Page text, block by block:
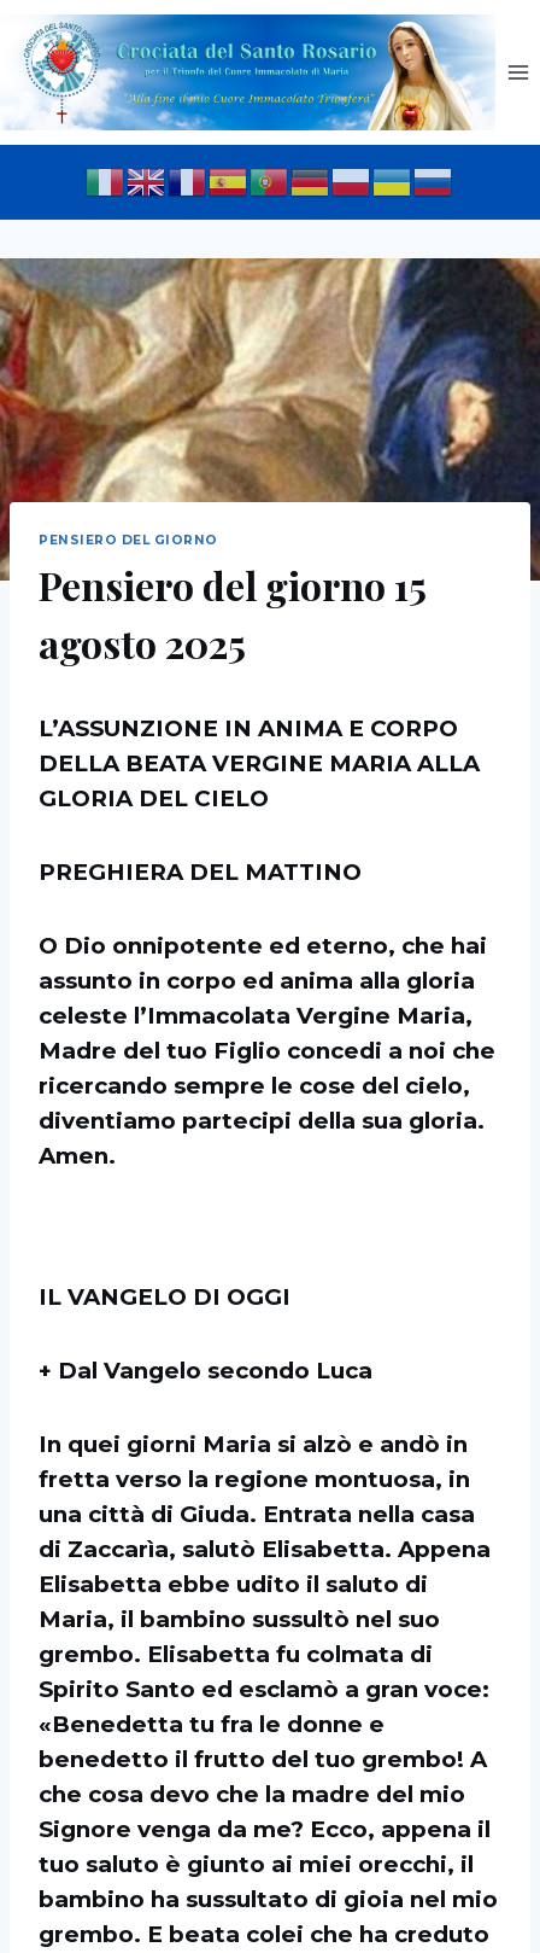
PENSIERO DEL GIORNO
Pensiero del giorno 15
agosto 2025
L’ASSUNZIONE IN ANIMA E CORPO
DELLA BEATA VERGINE MARIA ALLA
GLORIA DEL CIELO
PREGHIERA DEL MATTINO
O Dio onnipotente ed eterno, che hai
assunto in corpo ed anima alla gloria
celeste l’Immacolata Vergine Maria,
Madre del tuo Figlio concedi a noi che
ricercando sempre le cose del cielo,
diventiamo partecipi della sua gloria.
Amen.
IL VANGELO DI OGGI
+ Dal Vangelo secondo Luca
In quei giorni Maria si alzò e andò in
fretta verso la regione montuosa, in
una città di Giuda. Entrata nella casa
di Zaccarìa, salutò Elisabetta. Appena
Elisabetta ebbe udito il saluto di
Maria, il bambino sussultò nel suo
grembo. Elisabetta fu colmata di
Spirito Santo ed esclamò a gran voce:
«Benedetta tu fra le donne e
benedetto il frutto del tuo grembo! A
che cosa devo che la madre del mio
Signore venga da me? Ecco, appena il
tuo saluto è giunto ai miei orecchi, il
bambino ha sussultato di gioia nel mio
grembo. E beata colei che ha creduto